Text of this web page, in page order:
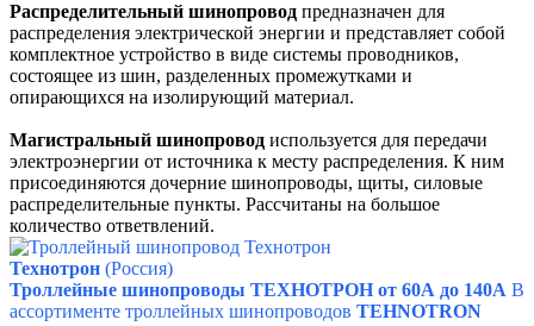
Распределительный шинопровод предназначен для
распределения электрической энергии и представляет собой
комплектное устройство в виде системы проводников,
состоящее из шин, разделенных промежутками и
опирающихся на изолирующий материал.
Магистральный шинопровод используется для передачи
электроэнергии от источника к месту распределения. К ним
присоединяются дочерние шинопроводы, щиты, силовые
распределительные пункты. Рассчитаны на большое
количество ответвлений.
Технотрон (Россия)
Троллейные шинопроводы ТЕХНОТРОН от 60А до 140А В
ассортименте троллейных шинопроводов TEHNOTRON